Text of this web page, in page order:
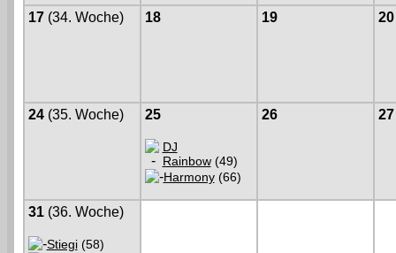
17(34. Woche) 18 19 20
24(35. Woche) 25
DJ
Rainbow(49)
Harmony(66)
26 27
31(36. Woche)
Stiegi(58)